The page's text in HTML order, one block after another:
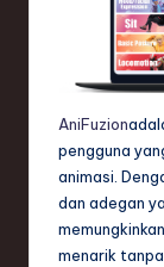
AniFuzion
pengguna
animasi.
dan adegan
menarik